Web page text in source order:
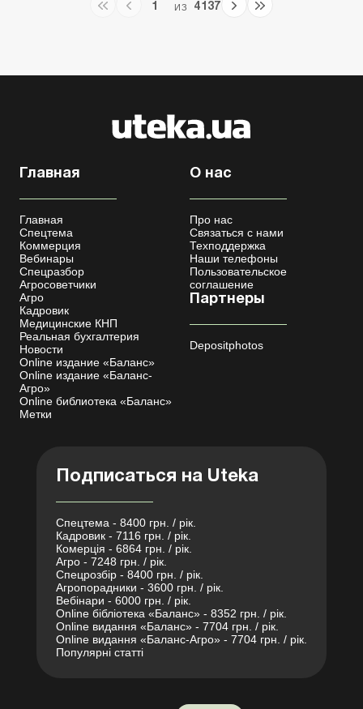
1 ИЗ 4137
Главная
Главная
Спецтема
Коммерция
Вебинары
Спецразбор
Агросоветчики
Агро
Кадровик
Медицинские КНП
Реальная бухгалтерия
Новости
Online издание «Баланс»
Online издание «Баланс-
Агро»
Online библиотека «Баланс»
Метки
О нас
Про нас
Связаться с нами
Техподдержка
Наши телефоны
Пользовательское
соглашение
Партнеры
Depositphotos
Подписаться на Uteka
Спецтема - 8400 грн. / рік.
Кадровик - 7116 грн. / рік.
Комерція - 6864 грн. / рік.
Агро - 7248 грн. / рік.
Спецрозбір - 8400 грн. / рік.
Агропорадники - 3600 грн. / рік.
Вебінари - 6000 грн. / рік.
Online бібліотека «Баланс» - 8352 грн. / рік.
Online видання «Баланс» - 7704 грн. / рік.
Online видання «Баланс-Агро» - 7704 грн. / рік.
Популярні статті